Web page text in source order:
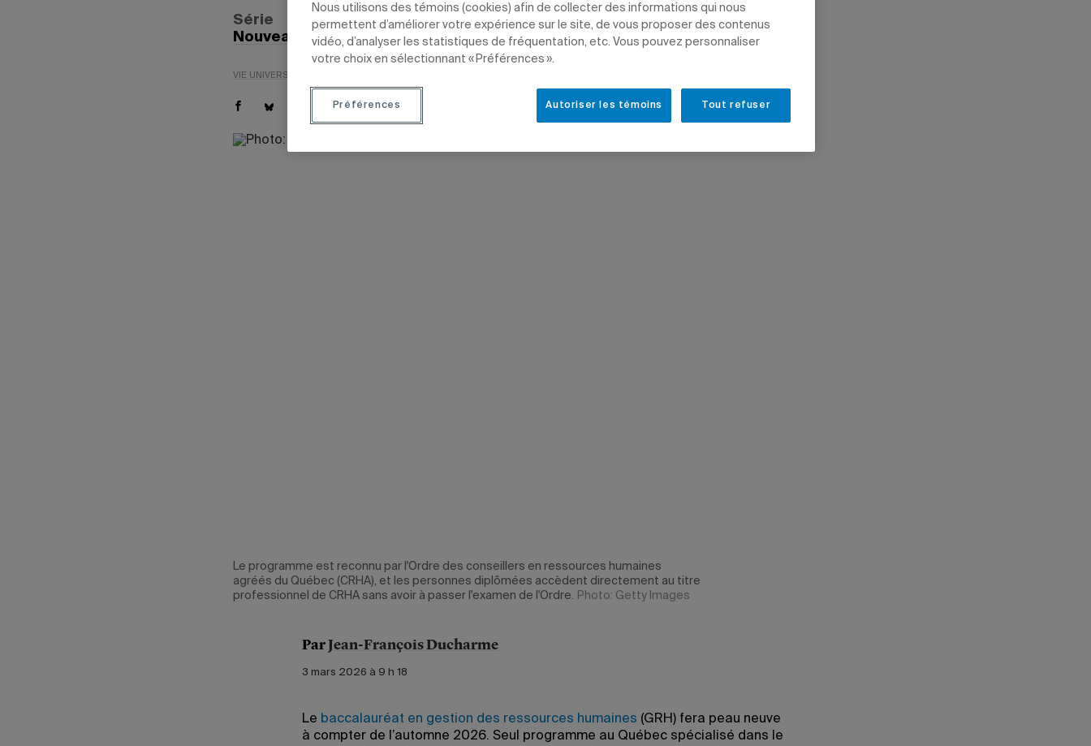
Série
Nouveaux programmes d'études
VIE UNIVERSITAIRE
Le programme est reconnu par l'Ordre des conseillers en ressources humaines
agréés du Québec (CRHA), et les personnes diplômées accèdent directement au titre
professionnel de CRHA sans avoir à passer l'examen de l'Ordre. Photo: Getty Images
ParJean-François Ducharme
3 mars 2026 à 9 h 18
Le baccalauréat en gestion des ressources humaines (GRH) fera peau neuve
à compter de l’automne 2026. Seul programme au Québec spécialisé dans le
Nous utilisons des témoins (cookies) afin de collecter des informations qui nous
permettent d’améliorer votre expérience sur le site, de vous proposer des contenus
vidéo, d’analyser les statistiques de fréquentation, etc. Vous pouvez personnaliser
votre choix en sélectionnant « Préférences ».
Tout refuser
Autoriser les témoins
Préférences